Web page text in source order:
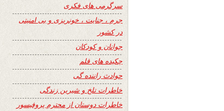
سرگرمی های فکری
جرم ، جنایت ، خونریزی و بی امنیتی
در کشور
جوانان و کودکان
چکیده های قلم
حوادث راننده گی
خاطرات تلخ و شیرین زندگی
خاطرات دوستان از محترم پروفیسور